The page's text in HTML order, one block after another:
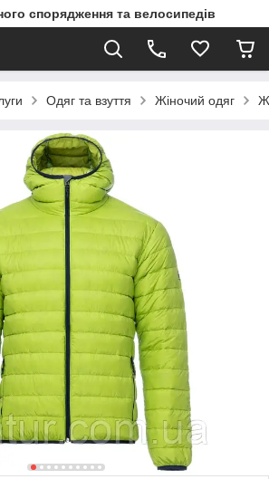
спорядження та велосипедів
Одяг та взуття Жіночий одяг